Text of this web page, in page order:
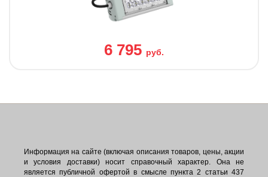
6 795 руб.
Информация на сайте (включая описания товаров, цены, акции
и условия доставки) носит справочный характер. Она не
является публичной офертой в смысле пункта 2 статьи 437